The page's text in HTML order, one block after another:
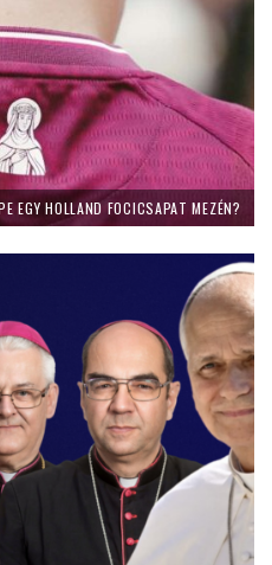
EGY HOLLAND FOCICSAPAT MEZÉN?